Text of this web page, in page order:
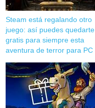
Steam está regalando otro
juego: así puedes quedarte
gratis para siempre esta
aventura de terror para PC